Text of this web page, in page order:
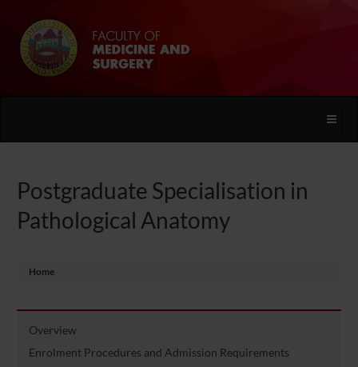
Toggle
Postgraduate Specialisation in
Pathological Anatomy
Home
Overview
Enrolment Procedures and Admission Requirements